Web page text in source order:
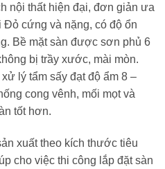
nội thất hiện đại, đơn giản ưa
cứng và nặng, có độ ổn
Bề mặt sàn được sơn phủ 6
bị trầy xước, mài mòn.
lý tẩm sấy đạt độ ẩm 8 –
cong vênh, mối mọt và
tốt hơn.
xuất theo kích thước tiêu
cho việc thi công lắp đặt sàn